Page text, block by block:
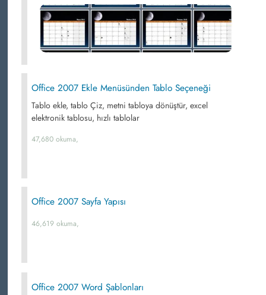
Office 2007 Ekle Menüsünden Tablo Seçeneği
Tablo ekle, tablo Çiz, metni tabloya dönüştür, excel
elektronik tablosu, hızlı tablolar
47,680 okuma,
Office 2007 Sayfa Yapısı
46,619 okuma,
Office 2007 Word Şablonları